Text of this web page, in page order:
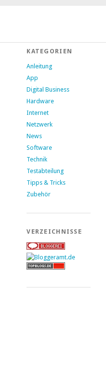
KATEGORIEN
Anleitung
App
Digital Business
Hardware
Internet
Netzwerk
News
Software
Technik
Testabteilung
Tipps & Tricks
Zubehör
VERZEICHNISSE